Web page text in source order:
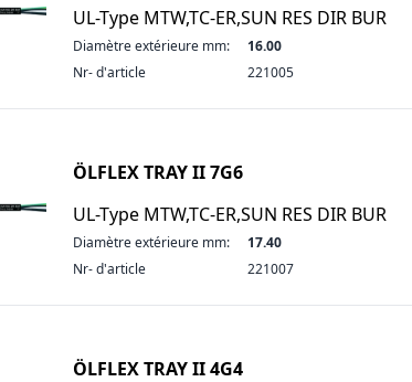
UL-Type MTW,TC-ER,SUN RES DIR BUR
Diamètre extérieure mm:
16.00
Nr- d'article
221005
ÖLFLEX TRAY II 7G6
UL-Type MTW,TC-ER,SUN RES DIR BUR
Diamètre extérieure mm:
17.40
Nr- d'article
221007
ÖLFLEX TRAY II 4G4